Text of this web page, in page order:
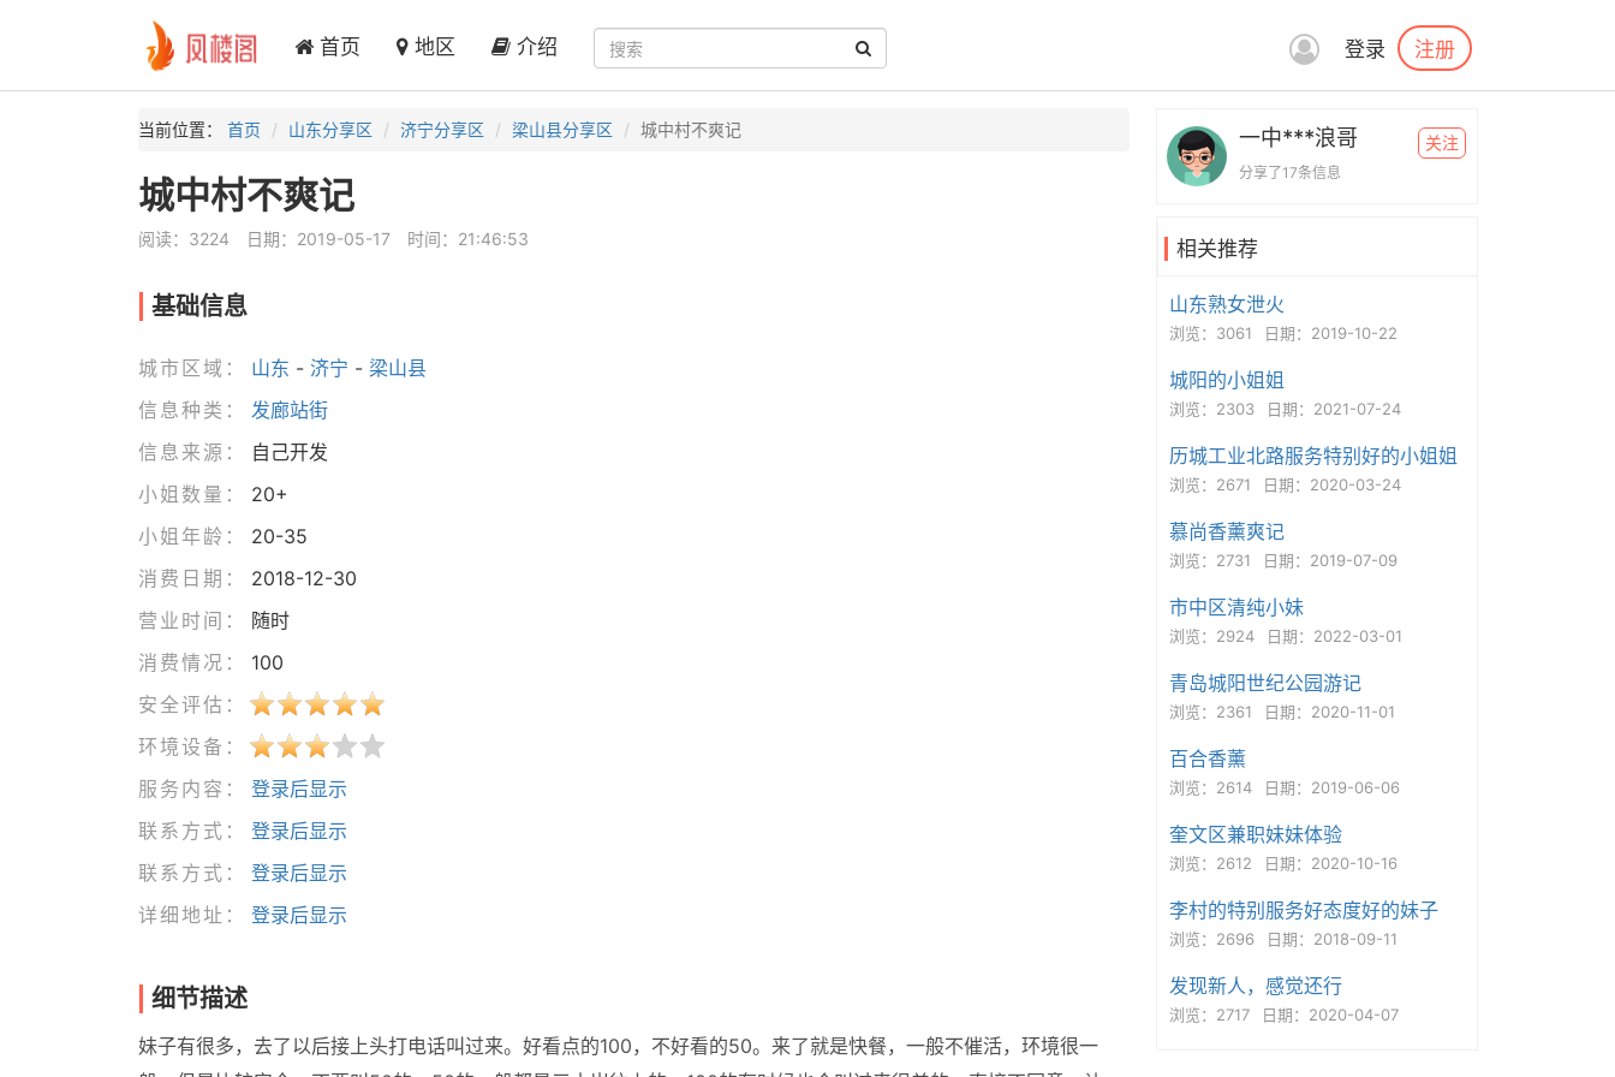
首页 地区 介绍 登录 注册
当前位置： 首页 山东分享区 济宁分享区 梁山县分享区 城中村不爽记
城中村不爽记
阅读：3224 日期：2019-05-17 时间：21:46:53
基础信息
城市区域： 山东 - 济宁 - 梁山县
信息种类：
发廊站街
信息来源：
自己开发
小姐数量：
20+
小姐年龄：
20-35
消费日期：
2018-12-30
营业时间：
随时
消费情况：
100
安全评估：
环境设备：
服务内容：
登录后显示
联系方式：
登录后显示
联系方式：
登录后显示
详细地址：
登录后显示
细节描述
妹子有很多，去了以后接上头打电话叫过来。好看点的100，不好看的50。来了就是快餐，一般不催活，环境很一
一中***浪哥
分享了17条信息
关注
相关推荐
山东熟女泄火
浏览：3061 日期：2019-10-22
城阳的小姐姐
浏览：2303 日期：2021-07-24
历城工业北路服务特别好的小姐姐
浏览：2671 日期：2020-03-24
慕尚香薰爽记
浏览：2731 日期：2019-07-09
市中区清纯小妹
浏览：2924 日期：2022-03-01
青岛城阳世纪公园游记
浏览：2361 日期：2020-11-01
百合香薰
浏览：2614 日期：2019-06-06
奎文区兼职妹妹体验
浏览：2612 日期：2020-10-16
李村的特别服务好态度好的妹子
浏览：2696 日期：2018-09-11
发现新人，感觉还行
浏览：2717 日期：2020-04-07